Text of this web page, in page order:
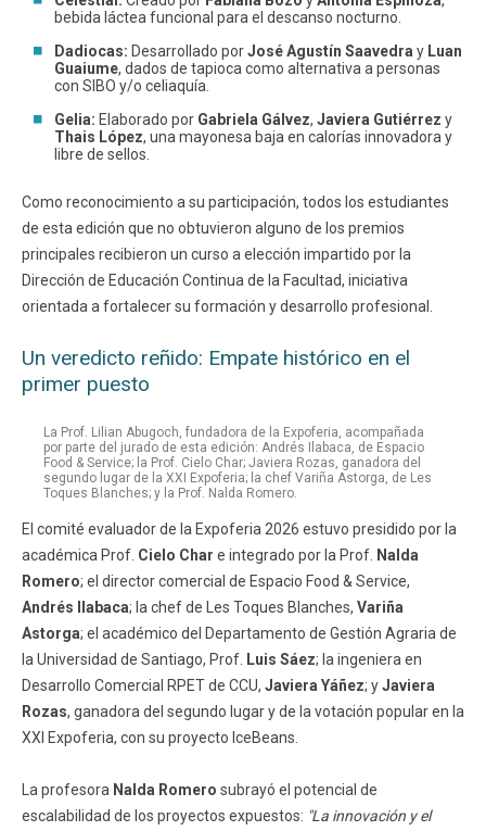
bebida láctea funcional para el descanso nocturno.
Dadiocas: Desarrollado porJosé Agustín Saavedra y Luan
Guaiume, dados de tapioca como alternativa a personas
con SIBO y/o celiaquía.
Gelia: Elaborado por Gabriela Gálvez, Javiera Gutiérrez y
Thais López, una mayonesa baja en calorías innovadora y
libre de sellos.
Como reconocimiento a su participación, todos los estudiantes
de esta edición que no obtuvieron alguno de los premios
principales recibieron un curso a elección impartido por la
Dirección de Educación Continua de la Facultad, iniciativa
orientada a fortalecer su formación y desarrollo profesional.
Un veredicto reñido: Empate histórico en el
primer puesto
La Prof. Lilian Abugoch, fundadora de la Expoferia, acompañada
por parte del jurado de esta edición: Andrés Ilabaca, de Espacio
Food & Service; la Prof. Cielo Char; Javiera Rozas, ganadora del
segundo lugar de la XXI Expoferia; la chef Variña Astorga, de Les
Toques Blanches; y la Prof. Nalda Romero.
El comité evaluador de la Expoferia 2026 estuvo presidido por la
académica Prof. Cielo Char e integrado por la Prof. Nalda
Romero; el director comercial de Espacio Food & Service,
Andrés Ilabaca; la chef de Les Toques Blanches, Variña
Astorga; el académico del Departamento de Gestión Agraria de
la Universidad de Santiago, Prof. Luis Sáez; la ingeniera en
Desarrollo Comercial RPET de CCU, Javiera Yáñez; yJaviera
Rozas, ganadora del segundo lugar y de la votación popular en la
XXI Expoferia, con su proyecto IceBeans.
La profesora Nalda Romero subrayó el potencial de
escalabilidad de los proyectos expuestos: "La innovación y el